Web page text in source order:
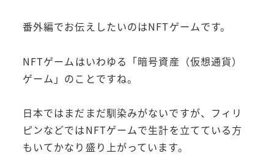
番外編でお伝えしたいのはNFTゲームです。
NFTゲームはいわゆる「暗号資産（仮想通貨）
ゲーム」のことですね。
日本ではまだまだ馴染みがないですが、フィリ
ピンなどではNFTゲームで生計を立てている方
もいてかなり盛り上がっています。